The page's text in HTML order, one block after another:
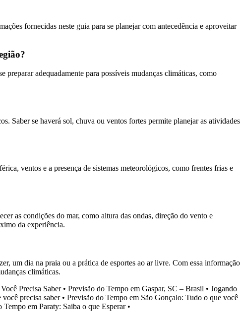
fornecidas neste guia para se planejar com antecedência e aproveitar
adequadamente para possíveis mudanças climáticas, como
Saber se haverá sol, chuva ou ventos fortes permite planejar as atividades
ventos e a presença de sistemas meteorológicos, como frentes frias e
as condições do mar, como altura das ondas, direção do vento e
da experiência.
um dia na praia ou a prática de esportes ao ar livre. Com essa informação
climáticas.
Precisa Saber• Previsão do Tempo em Gaspar, SC – Brasil • Jogando
precisa saber• Previsão do Tempo em São Gonçalo: Tudo o que você
Tempo em Paraty: Saiba o que Esperar•